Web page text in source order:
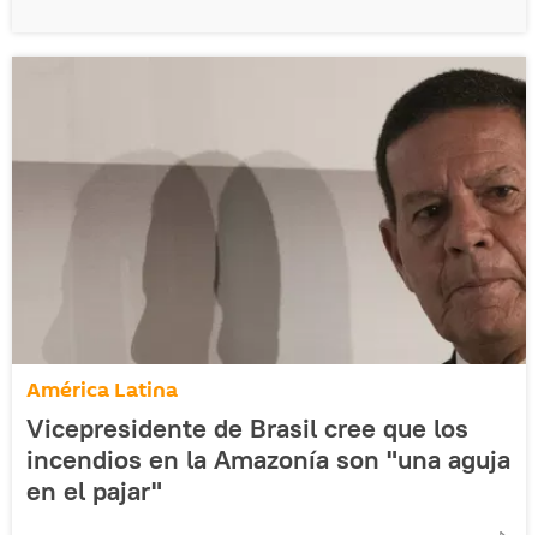
América Latina
Vicepresidente de Brasil cree que los
incendios en la Amazonía son "una aguja
en el pajar"